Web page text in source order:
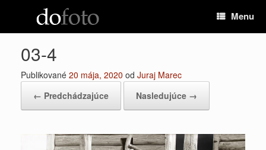
Menu
03-4
Publikované 20 mája, 2020 od Juraj Marec
← Predchádzajúce
Nasledujúce →